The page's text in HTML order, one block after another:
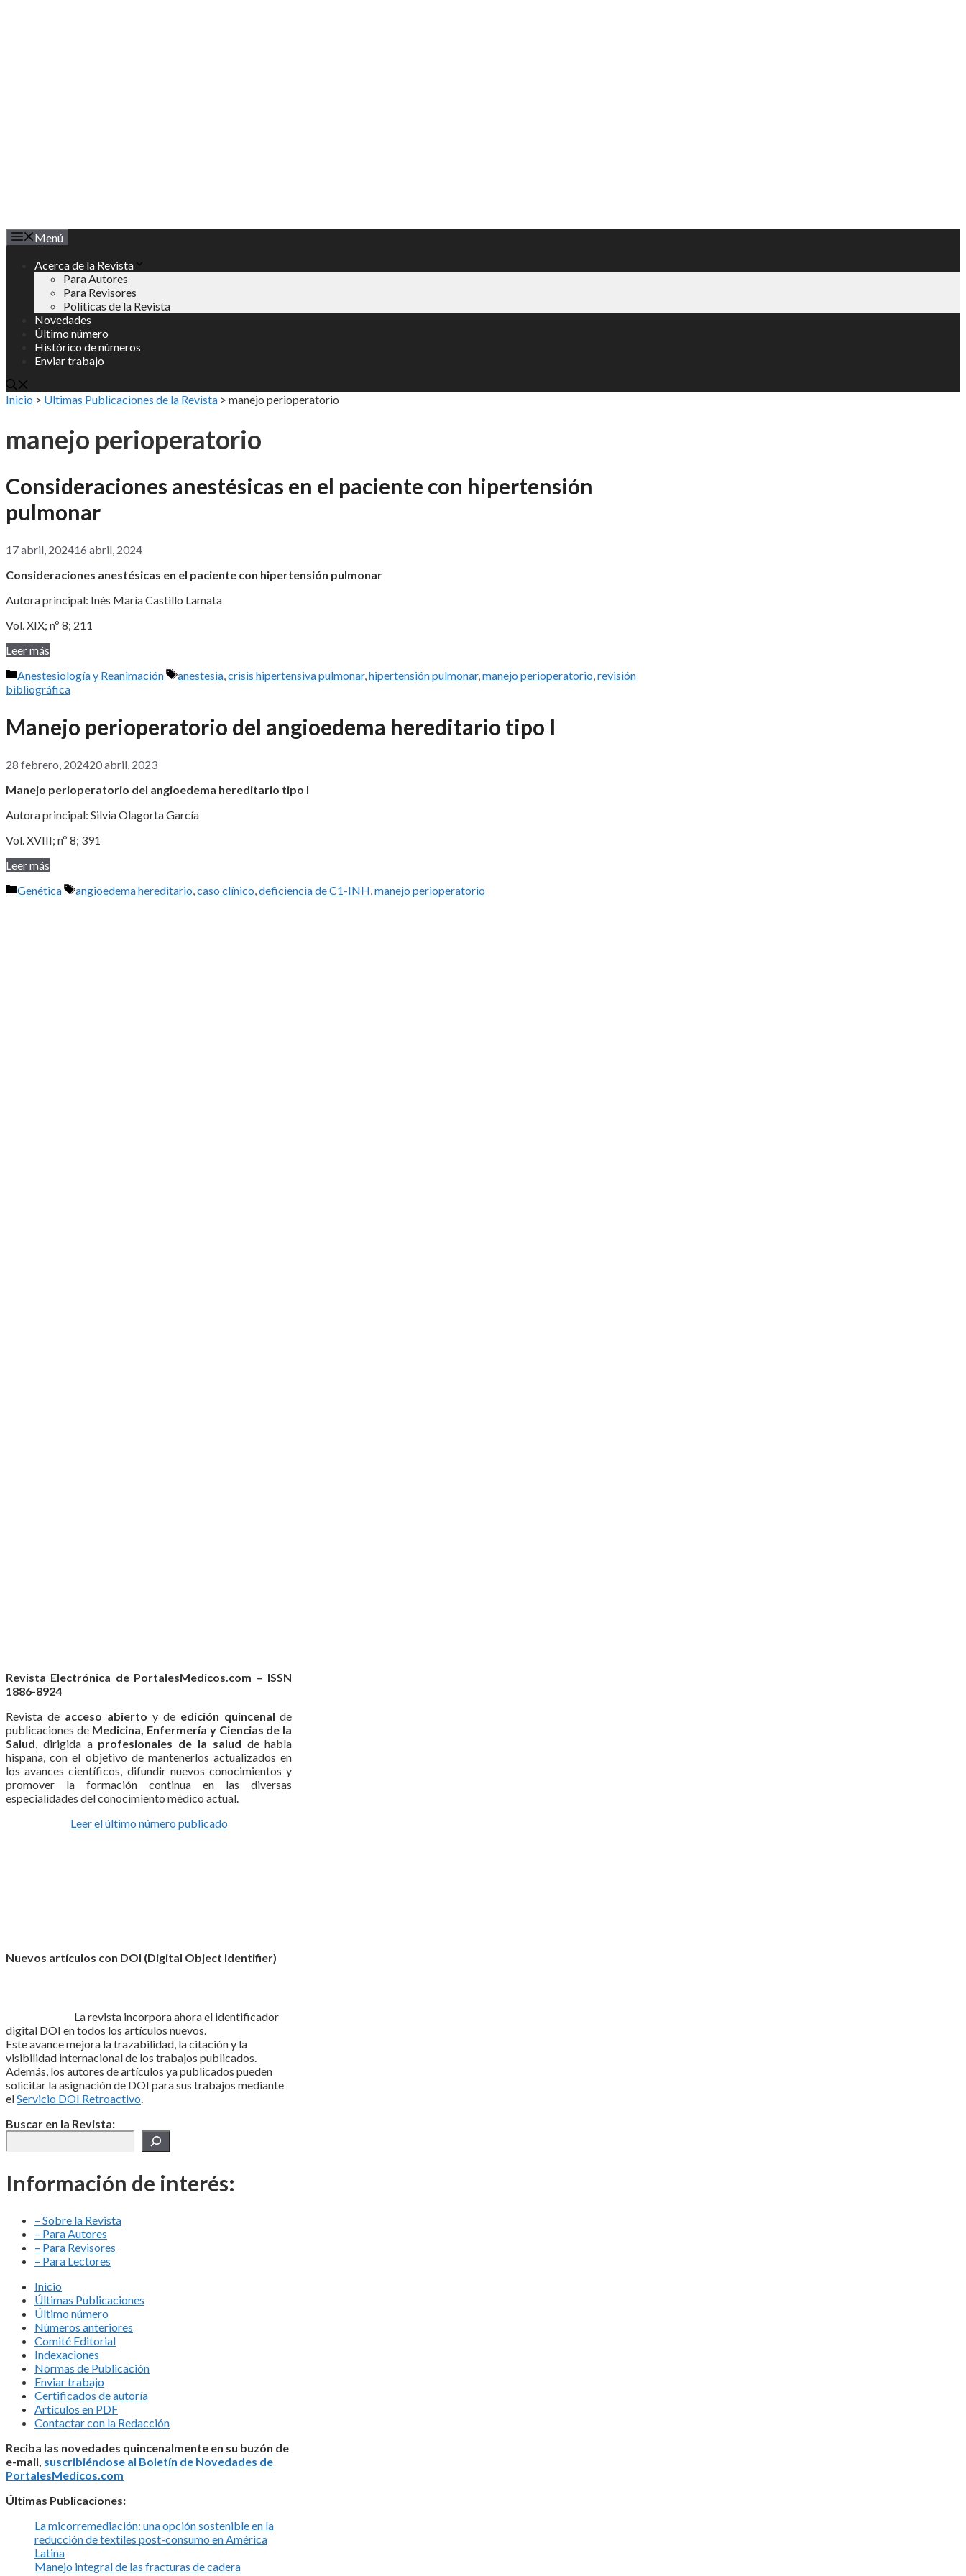
Menú
Acerca de la Revista
Para Autores
Para Revisores
Políticas de la Revista
Novedades
Último número
Histórico de números
Enviar trabajo
Inicio > Ultimas Publicaciones de la Revista > manejo perioperatorio
manejo perioperatorio
Consideraciones anestésicas en el paciente con hipertensión
pulmonar
17 abril, 202416 abril, 2024
Consideraciones anestésicas en el paciente con hipertensión pulmonar
Autora principal: Inés María Castillo Lamata
Vol. XIX; nº 8; 211
Leer más
Categorías
Anestesiología y Reanimación Etiquetas
anestesia,crisis hipertensiva pulmonar,hipertensión pulmonar,manejo perioperatorio,revisión
bibliográfica
Manejo perioperatorio del angioedema hereditario tipo I
28 febrero, 202420 abril, 2023
Manejo perioperatorio del angioedema hereditario tipo I
Autora principal: Silvia Olagorta García
Vol. XVIII; nº 8; 391
Leer más
Categorías
Genética Etiquetas
angioedema hereditario caso clínico deficiencia de C1-INH manejo perioperatorio
Revista Electrónica de PortalesMedicos.com – ISSN
1886-8924
Revista de acceso abierto y de edición quincenal de
publicaciones de Medicina, Enfermería y Ciencias de la
Salud , dirigida a profesionales de la salud de habla
hispana, con el objetivo de mantenerlos actualizados en
los avances científicos, difundir nuevos conocimientos y
promover la formación continua en las diversas
especialidades del conocimiento médico actual.
Leer el último número publicado
Nuevos artículos con DOI (Digital Object Identifier)
La revista incorpora ahora el identificador
digital DOI en todos los artículos nuevos.
Este avance mejora la trazabilidad, la citación y la
visibilidad internacional de los trabajos publicados.
Además, los autores de artículos ya publicados pueden
solicitar la asignación de DOI para sus trabajos mediante
elServicio DOI Retroactivo
Buscar en la Revista:
Información de interés:
– Sobre la Revista
– Para Autores
– Para Revisores
– Para Lectores
Inicio
Últimas Publicaciones
Último número
Números anteriores
Comité Editorial
Indexaciones
Normas de Publicación
Enviar trabajo
Certificados de autoría
Artículos en PDF
Contactar con la Redacción
Reciba las novedades quincenalmente en su buzón de
e-mail, suscribiéndose al Boletín de Novedades de
PortalesMedicos.com
Últimas Publicaciones:
La micorremediación: una opción sostenible en la
reducción de textiles post-consumo en América
Latina
Manejo integral de las fracturas de cadera